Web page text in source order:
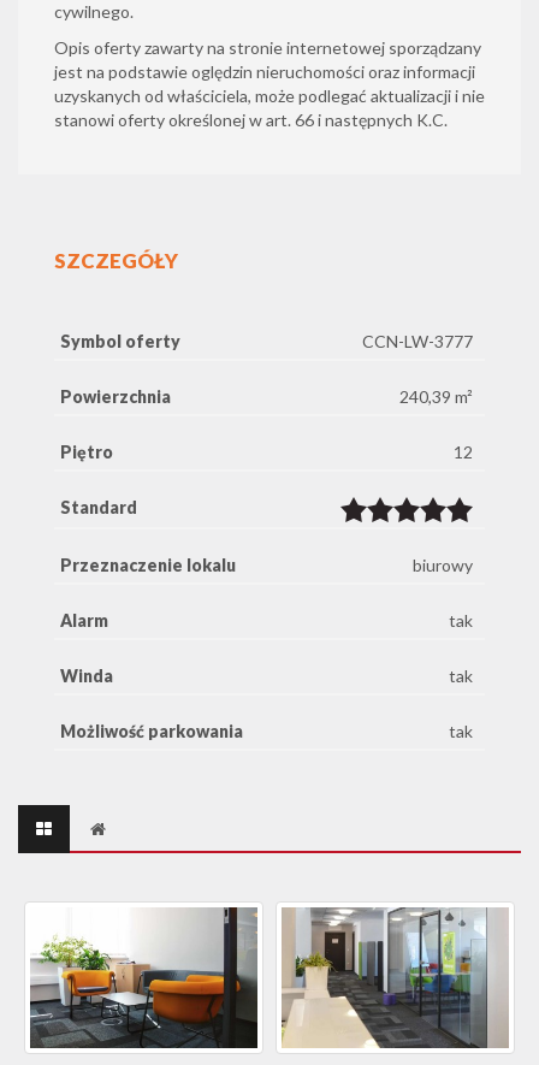
cywilnego.
Opis oferty zawarty na stronie internetowej sporządzany
jest na podstawie oględzin nieruchomości oraz informacji
uzyskanych od właściciela, może podlegać aktualizacji i nie
stanowi oferty określonej w art. 66 i następnych K.C.
SZCZEGÓŁY
Symbol oferty CCN-LW-3777
Powierzchnia 240,39 m²
Piętro 12
Standard
Przeznaczenie lokalu biurowy
Alarm tak
Winda tak
Możliwość parkowania tak